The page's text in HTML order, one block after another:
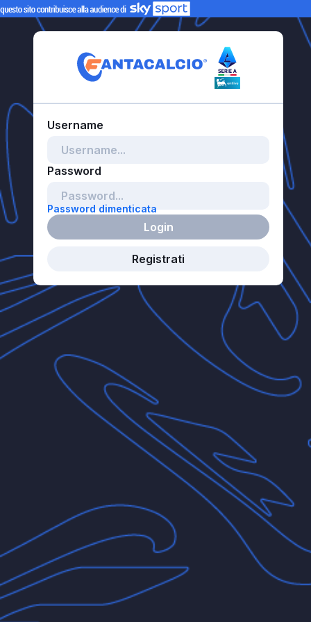
Password dimenticata
Login
Registrati